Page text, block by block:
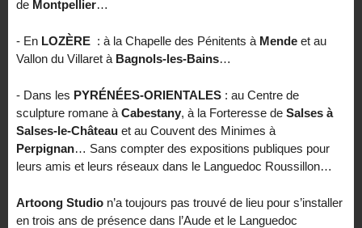
de Montpellier…
- En LOZÈRE : à la Chapelle des Pénitents à Mende et au
Vallon du Villaret à Bagnols-les-Bains…
- Dans les PYRÉNÉES-ORIENTALES : au Centre de
sculpture romane à Cabestany, à la Forteresse de Salses à
Salses-le-Château et au Couvent des Minimes à
Perpignan… Sans compter des expositions publiques pour
leurs amis et leurs réseaux dans le Languedoc Roussillon…
Artoong Studio n’a toujours pas trouvé de lieu pour s’installer
en trois ans de présence dans l’Aude et le Languedoc